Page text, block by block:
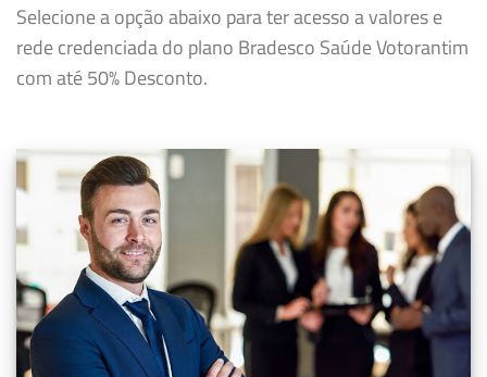
Selecione a opção abaixo para ter acesso a valores e
rede credenciada do plano Bradesco Saúde Votorantim
com até 50% Desconto.